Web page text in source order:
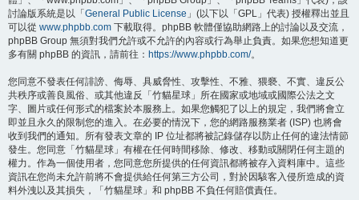
討論版系統是以「 General Public License 」(以下以「GPL」代表) 授權釋出並且
可以從 www.phpbb.com 下載取得。phpBB 軟體僅協助網路上的討論以及交流，
phpBB Group 無須對我們允許或不允許的內容或行為舉止負責。如果您想知道更
多有關 phpBB 的資訊，請前往： https://www.phpbb.com/。
您同意不發表任何誹謗、侮辱、具威脅性、攻擊性、不雅、猥褻、不實、違反公
共秩序或善良風俗、或其他違反「竹貓星球」所在國家或地域或國際公法之文
字、圖片或任何形式的檔案於本服務上。如果您觸犯了以上的規定，我們將會立
即並且永久的限制您的進入。在必要的情況下，您的網路服務業者 (ISP) 也將會
收到我們的通知。所有發表文章的 IP 位址都將被記錄儲存以防止任何的違法情節
發生。您同意「竹貓星球」有權在任何時間移除、修改、移動或關閉任何主題的
權力。作為一個使用者，您同意您所提供的任何資訊都將被存入資料庫中。這些
資訊在您尚未允許前將不會提供給任何第三方公司，對於因駭客入侵所造成的資
料外洩以及其損失，「竹貓星球」和 phpBB 不負任何賠償責任。